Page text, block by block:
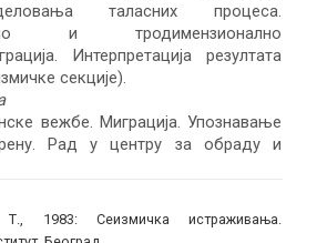
таласних процеса.
и тродимензионално
Интерпретација резултата
секције).
вежбе. Миграција. Упознавање
Рад у центру за обраду и
Т., 1983: Сеизмичка истраживања.